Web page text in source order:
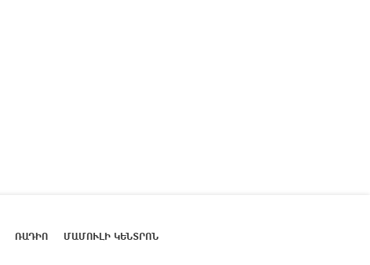
ՌԱԴԻՈ ՄԱՄՈՒԼԻ ԿԵՆՏՐՈՆ